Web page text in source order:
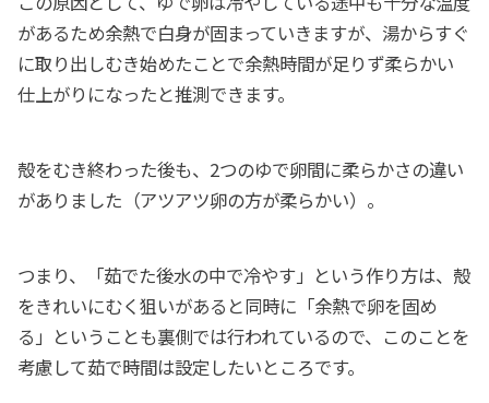
があるため余熱で白身が固まっていきますが、湯からすぐ
に取り出しむき始めたことで余熱時間が足りず柔らかい
仕上がりになったと推測できます。
殻をむき終わった後も、2つのゆで卵間に柔らかさの違い
がありました（アツアツ卵の方が柔らかい）。
つまり、「茹でた後水の中で冷やす」という作り方は、殻
をきれいにむく狙いがあると同時に「余熱で卵を固め
る」ということも裏側では行われているので、このことを
考慮して茹で時間は設定したいところです。